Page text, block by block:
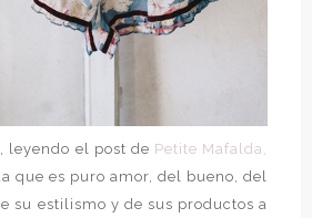
leyendo el post de Petite Mafalda,
que es puro amor, del bueno, del
su estilismo y de sus productos a